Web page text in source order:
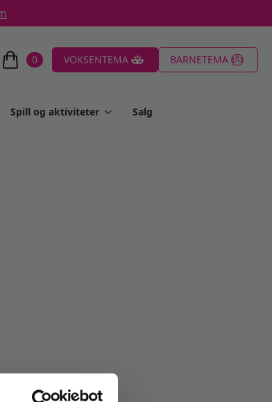
0 VOKSENTEMA BARNETEMA
Spill og aktiviteter Salg